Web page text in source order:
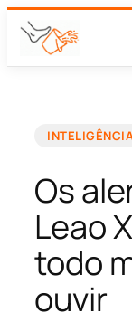
Os
Leao
todo
ouvir